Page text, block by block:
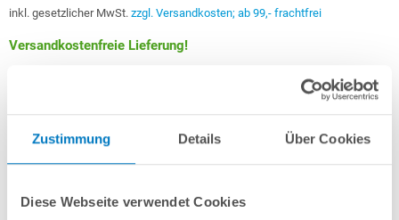
Zustimmung Details Über Cookies
Diese Webseite verwendet Cookies
inkl. gesetzlicher MwSt. zzgl. Versandkosten; ab 99,- frachtfrei
Versandkostenfreie Lieferung!
Weitere Informationen
KunststoffØ 500 mm